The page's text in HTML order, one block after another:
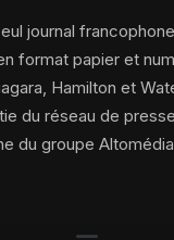
journal
format papier et
Hamilton et
du réseau de
du groupe